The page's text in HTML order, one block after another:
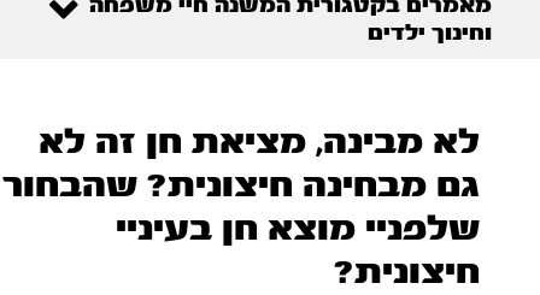
מאמרים בקטגורית המשנה חיי משפחה
וחינוך ילדים
לא מבינה, מציאת חן זה לא
גם מבחינה חיצונית? שהבחור
שלפניי מוצא חן בעיניי
חיצונית?